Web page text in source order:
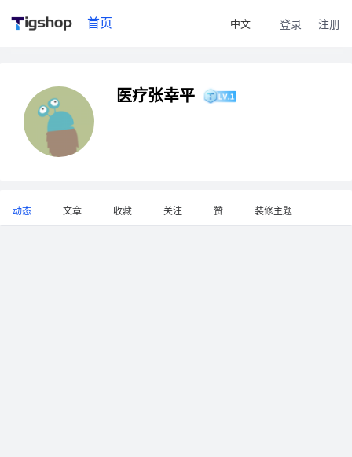
首页 中文 登录 注册
医疗张幸平
动态 文章 收藏 关注 赞 装修主题